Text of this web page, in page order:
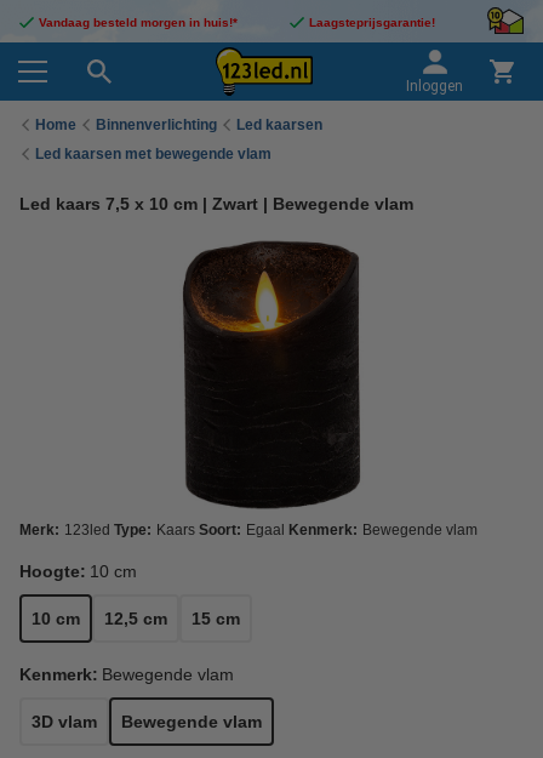
Vandaag besteld morgen in huis!* Laagsteprijsgarantie!
Inloggen
Home Binnenverlichting
Led kaarsen
Led kaarsen met bewegende vlam
Led kaars 7,5 x 10 cm | Zwart | Bewegende vlam
Merk: 123led Type: Kaars Soort: Egaal Kenmerk: Bewegende vlam
Hoogte: 10 cm
10 cm 12,5 cm 15 cm
Kenmerk: Bewegende vlam
3D vlam Bewegende vlam